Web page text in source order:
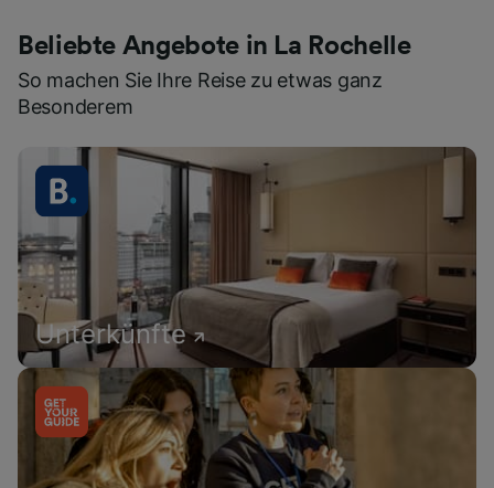
Beliebte Angebote in La Rochelle
So machen Sie Ihre Reise zu etwas ganz
Besonderem
Unterkünfte